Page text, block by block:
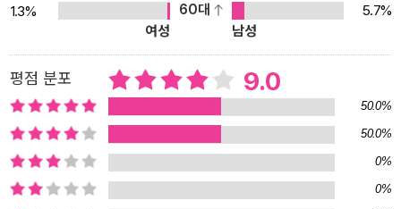
1.3%
60대
5.7%
여성
남성
평점 분포 9.0
50.0%
50.0%
0%
0%